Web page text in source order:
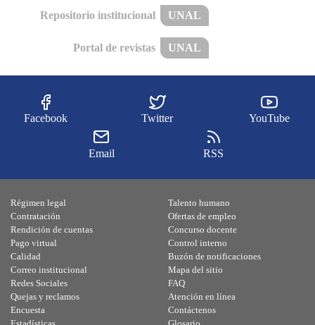
Repositorio institucional UNAL
Portal de revistas UNAL
Facebook Twitter YouTube
Email RSS
Régimen legal
Contratación
Rendición de cuentas
Pago virtual
Calidad
Talento humano
Ofertas de empleo
Concurso docente
Control interno
Buzón de notificaciones
Correo institucional
Redes Sociales
Quejas y reclamos
Encuesta
Mapa del sitio
FAQ
Atención en línea
Contáctenos